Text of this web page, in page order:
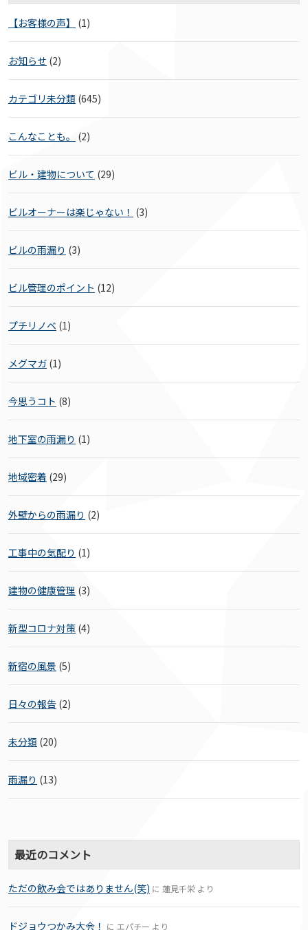
【お客様の声】 (1)
お知らせ (2)
カテゴリ未分類 (645)
こんなことも。 (2)
ビル・建物について (29)
ビルオーナーは楽じゃない！ (3)
ビルの雨漏り (3)
ビル管理のポイント (12)
プチリノベ (1)
メグマガ (1)
今思うコト (8)
地下室の雨漏り (1)
地域密着 (29)
外壁からの雨漏り (2)
工事中の気配り (1)
建物の健康管理 (3)
新型コロナ対策 (4)
新宿の風景 (5)
日々の報告 (2)
未分類 (20)
雨漏り (13)
最近のコメント
ただの飲み会ではありません(笑) に 蓮見千栄 より
ドジョウつかみ大会！ に エパチー より